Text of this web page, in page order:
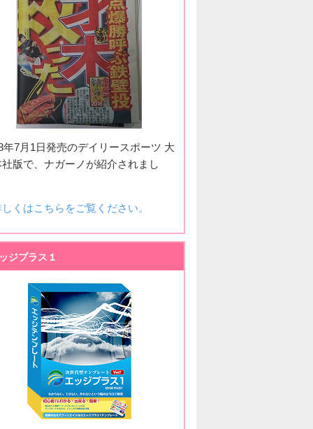
年7月1日発売のデイリースポーツ 大
社版で、ナガーノが紹介されまし
くはこちらをご覧ください。
ジプラス１